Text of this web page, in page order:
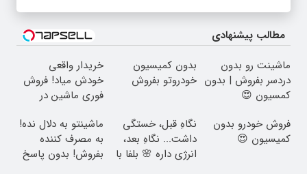
مطالب پیشنهادی
ماشینت رو بدون
دردسر بفروش | بدون
کمسیون 😍
بدون کمیسیون
خودروتو بفروش
خریدار واقعی
خودش میاد! فروش
فوری ماشین در
فروش خودرو بدون
کمیسیون 😍
نگاهِ قبل، خستگی
داشت... نگاهِ بعد،
انرژی داره 🌸 بلفا با
ماشینتو به دلال نده!
به مصرف کننده
بفروش! بدون پاسخ